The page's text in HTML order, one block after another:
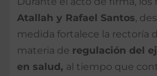
Atallah y Rafael Santos ,
medida fortalece la rectoría
materia de regulación del
en salud, al tiempo que